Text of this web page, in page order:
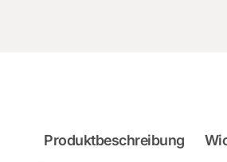
Produktbeschreibung